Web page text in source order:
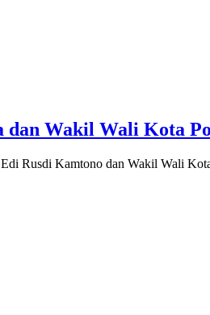
dan Wakil Wali Kota
Rusdi Kamtono dan Wakil Wali